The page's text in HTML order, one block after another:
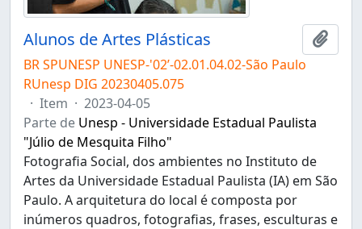
Alunos de Artes Plásticas
BR SPUNESP UNESP-'02’-02.01.04.02-São Paulo
RUnesp DIG 20230405.075
· Item · 2023-04-05
Parte de Unesp - Universidade Estadual Paulista
"Júlio de Mesquita Filho"
Fotografia Social, dos ambientes no Instituto de
Artes da Universidade Estadual Paulista (IA) em São
Paulo. A arquitetura do local é composta por
inúmeros quadros, fotografias, frases, esculturas e